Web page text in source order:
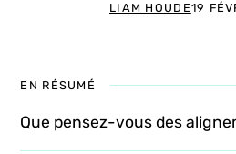
LIAM HOUDE19
EN RÉSUMÉ
Que pensez-vous des